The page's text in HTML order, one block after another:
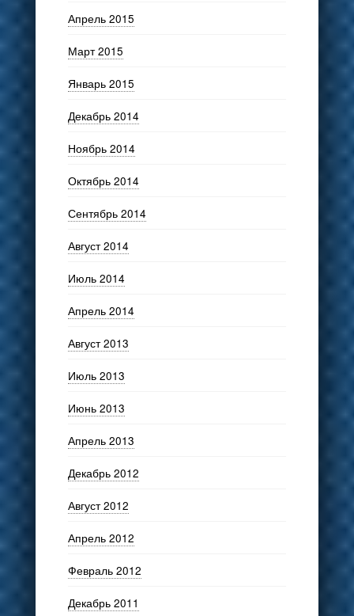
Апрель 2015
Март 2015
Январь 2015
Декабрь 2014
Ноябрь 2014
Октябрь 2014
Сентябрь 2014
Август 2014
Июль 2014
Апрель 2014
Август 2013
Июль 2013
Июнь 2013
Апрель 2013
Декабрь 2012
Август 2012
Апрель 2012
Февраль 2012
Декабрь 2011